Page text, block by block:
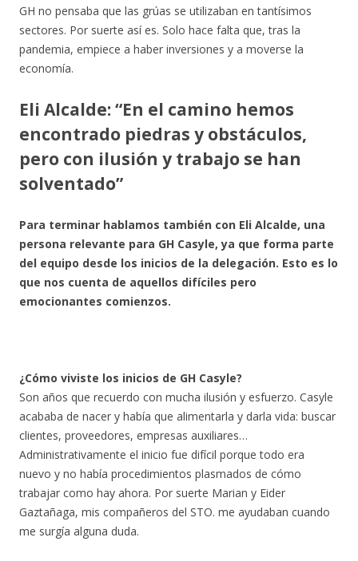
GH no pensaba que las grúas se utilizaban en tantísimos
sectores. Por suerte así es. Solo hace falta que, tras la
pandemia, empiece a haber inversiones y a moverse la
economía.
Eli Alcalde: “En el camino hemos
encontrado piedras y obstáculos,
pero con ilusión y trabajo se han
solventado”
Para terminar hablamos también con Eli Alcalde, una
persona relevante para GH Casyle, ya que forma parte
del equipo desde los inicios de la delegación. Esto es lo
que nos cuenta de aquellos difíciles pero
emocionantes comienzos.
¿Cómo viviste los inicios de GH Casyle?
Son años que recuerdo con mucha ilusión y esfuerzo. Casyle
acababa de nacer y había que alimentarla y darla vida: buscar
clientes, proveedores, empresas auxiliares…
Administrativamente el inicio fue difícil porque todo era
nuevo y no había procedimientos plasmados de cómo
trabajar como hay ahora. Por suerte Marian y Eider
Gaztañaga, mis compañeros del STO. me ayudaban cuando
me surgía alguna duda.